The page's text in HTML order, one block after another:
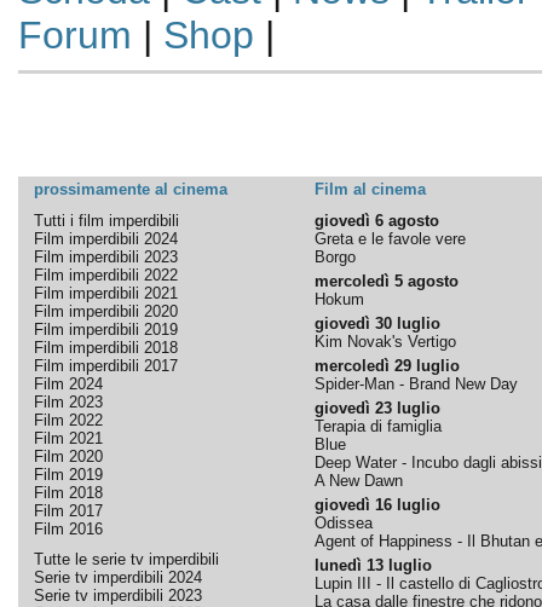
Forum | Shop |
prossimamente al cinema
Film al cinema
Tutti i film imperdibili
Film imperdibili 2024
Film imperdibili 2023
Film imperdibili 2022
Film imperdibili 2021
Film imperdibili 2020
Film imperdibili 2019
Film imperdibili 2018
Film imperdibili 2017
Film 2024
Film 2023
Film 2022
Film 2021
Film 2020
Film 2019
Film 2018
Film 2017
Film 2016
Tutte le serie tv imperdibili
Serie tv imperdibili 2024
Serie tv imperdibili 2023
giovedì 6 agosto
Greta e le favole vere
Borgo
mercoledì 5 agosto
Hokum
giovedì 30 luglio
Kim Novak's Vertigo
mercoledì 29 luglio
Spider-Man - Brand New Day
giovedì 23 luglio
Terapia di famiglia
Blue
Deep Water - Incubo dagli abissi
A New Dawn
giovedì 16 luglio
Odissea
Agent of Happiness - Il Bhutan
lunedì 13 luglio
Lupin III - Il castello di
La casa dalle finestre che ridono